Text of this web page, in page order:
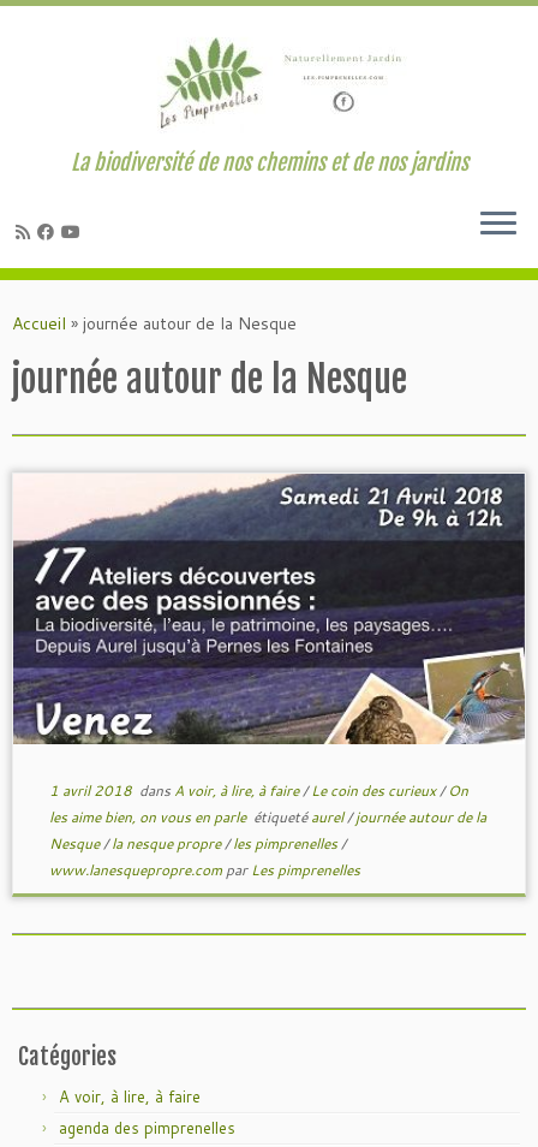
au
La biodiversité de nos chemins et de nos jardins
Accueil » journée autour de la Nesque
journée autour de la Nesque
1 avril 2018dans A voir, à lire, à faire/Le coin des curieux/On
les aime bien, on vous en parle étiquetéaurel/journée autour de la
Nesque/la nesque propre/les pimprenelles/
www.lanesquepropre.com parLes pimprenelles
Catégories
A voir, à lire, à faire
agenda des pimprenelles